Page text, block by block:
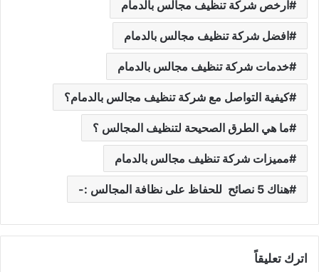
ارخص شركة تنظيف مجالس بالدمام
افضل شركة تنظيف مجالس بالدمام
خدمات شركة تنظيف مجالس بالدمام
كيفية التواصل مع شركة تنظيف مجالس بالدمام؟
ما هي الطرق الصحيحة لتنظيف المجالس ؟
مميزات شركة تنظيف مجالس بالدمام
هناك 5 نصائح للحفاظ على نظافة المجالس :-
اترك تعليقاً